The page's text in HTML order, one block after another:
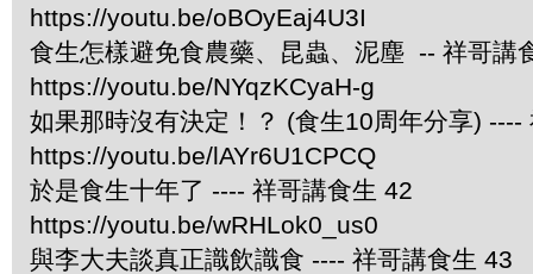
https://youtu.be/oBOyEaj4U3I
食生怎樣避免食農藥、昆蟲、泥塵 -- 祥哥講
https://youtu.be/NYqzKCyaH-g
如果那時沒有決定！？ (食生10周年分享) ----
https://youtu.be/lAYr6U1CPCQ
於是食生十年了 ---- 祥哥講食生 42
https://youtu.be/wRHLok0_us0
與李大夫談真正識飲識食 ---- 祥哥講食生 43